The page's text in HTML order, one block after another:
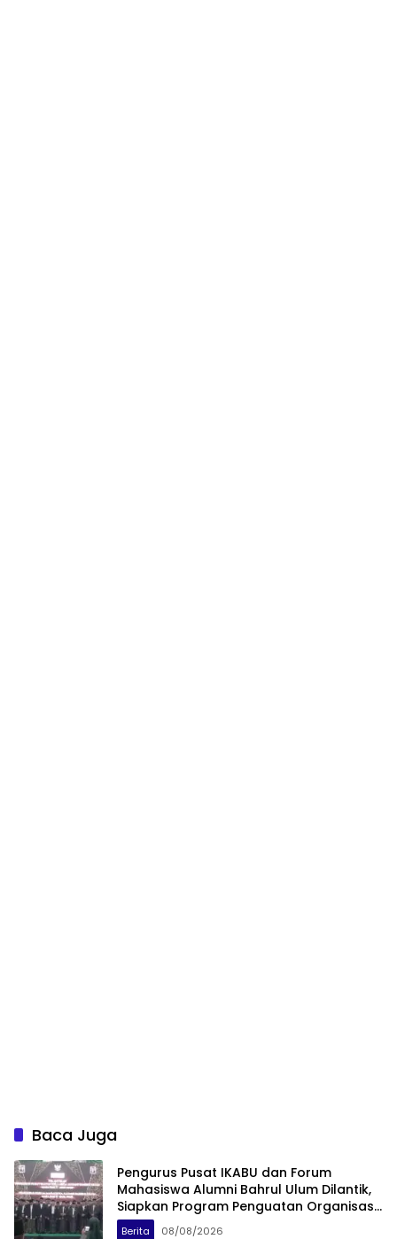
Baca Juga
Pengurus Pusat IKABU dan Forum
Mahasiswa Alumni Bahrul Ulum Dilantik,
Siapkan Program Penguatan Organisasi
dan Ekonomi
Berita 08/08/2026